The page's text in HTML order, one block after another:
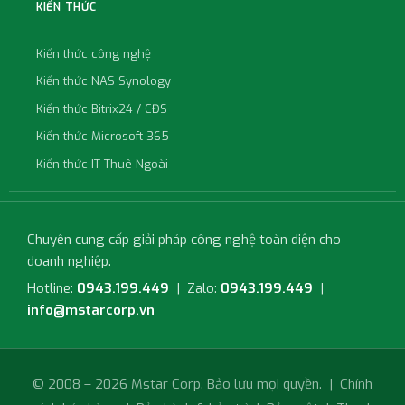
KIẾN THỨC
Kiến thức công nghệ
Kiến thức NAS Synology
Kiến thức Bitrix24 / CĐS
Kiến thức Microsoft 365
Kiến thức IT Thuê Ngoài
Chuyên cung cấp giải pháp công nghệ toàn diện cho
doanh nghiệp.
Hotline: 0943.199.449 | Zalo: 0943.199.449 |
info@mstarcorp.vn
© 2008 – 2026 Mstar Corp. Bảo lưu mọi quyền. | Chính